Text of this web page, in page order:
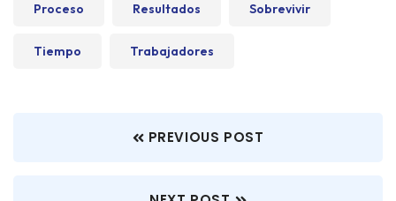
Proceso Resultados Sobrevivir
Tiempo Trabajadores
PREVIOUS POST